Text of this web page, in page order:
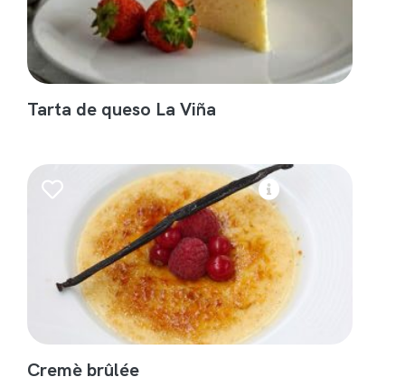
Tarta de queso La Viña
Cremè brûlée